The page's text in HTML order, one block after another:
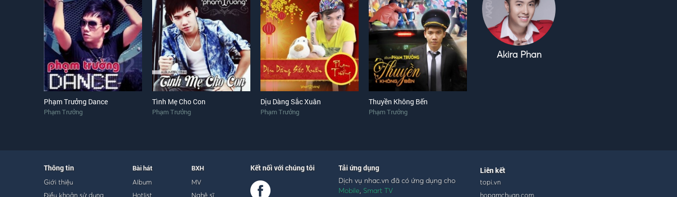
Phạm Trưởng Dance
Phạm Trưởng
Tình Mẹ Cho Con
Phạm Trưởng
Dịu Dàng Sắc Xuân
Phạm Trưởng
Thuyền Không Bến
Phạm Trưởng
Akira Phan
Thông tin
Giới thiệu
Điều khoản sử dụng
Bài hát
Album
Hotlist
BXH
MV
Nghệ sĩ
Kết nối với chúng tôi Tải ứng dụng
Dịch vụ nhac.vn đã có ứng dụng cho
Mobile, Smart TV
Liên kết
topi.vn
hopamchuan.com